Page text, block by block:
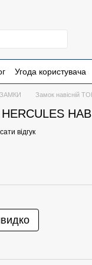
Угода користувача
Замок навісній
HERCULES
відгук